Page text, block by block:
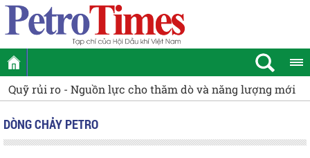
rủi ro - Nguồn lực cho thăm dò và năng lượng mới Phát
DÒNG CHẢY PETRO